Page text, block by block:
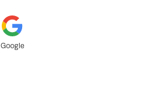
Google